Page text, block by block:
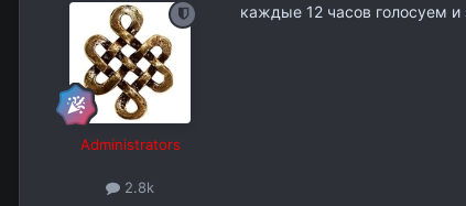
Administrators
2.8k
каждые 12 часов голосуем